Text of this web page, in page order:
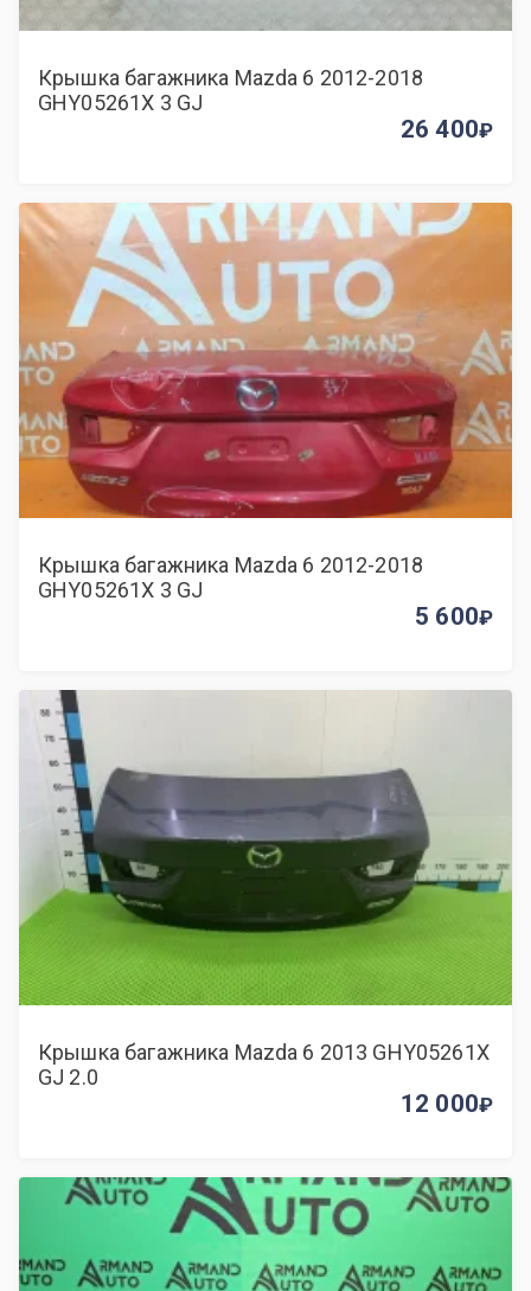
Крышка багажника Mazda 6 2012-2018
GHY05261X 3 GJ
26 400
Крышка багажника Mazda 6 2012-2018
GHY05261X 3 GJ
5 600
Крышка багажника Mazda 6 2013 GHY05261X
GJ 2.0
12 000